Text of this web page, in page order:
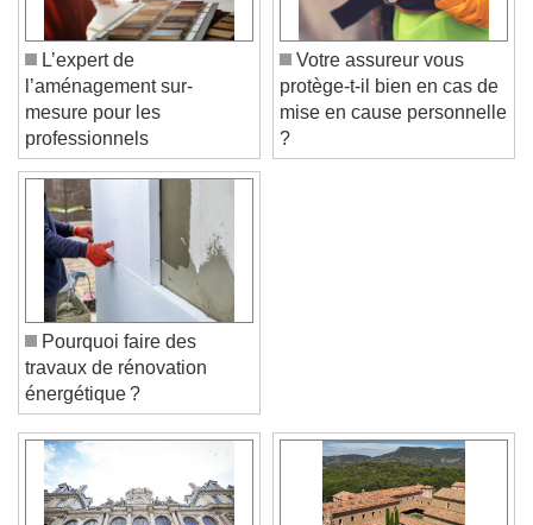
Video Player is loading.
L’expert de
l’aménagement sur-
mesure pour les
professionnels
Votre assureur vous
protège-t-il bien en cas de
mise en cause personnelle
?
Pourquoi faire des
travaux de rénovation
énergétique ?